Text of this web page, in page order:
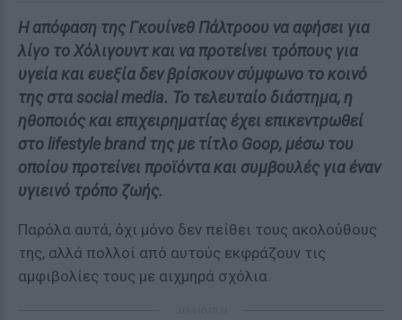
Η απόφαση της Γκουίνεθ Πάλτροου να αφήσει για
λίγο το Χόλιγουντ και να προτείνει τρόπους για
υγεία και ευεξία δεν βρίσκουν σύμφωνο το κοινό
της στα social media. Το τελευταίο διάστημα, η
ηθοποιός και επιχειρηματίας έχει επικεντρωθεί
στο lifestyle brand της με τίτλο Goop, μέσω του
οποίου προτείνει προϊόντα και συμβουλές για έναν
υγιεινό τρόπο ζωής.
Παρόλα αυτά, όχι μόνο δεν πείθει τους ακολούθους
της, αλλά πολλοί από αυτούς εκφράζουν τις
αμφιβολίες τους με αιχμηρά σχόλια.